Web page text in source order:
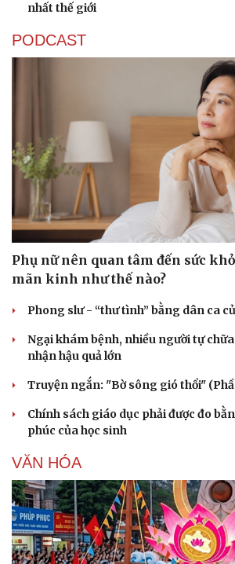
nhất thế giới
PODCAST
Phụ nữ nên quan tâm đến sức
mãn kinh như thế nào?
Phong slư - “thư tình” bằng dân ca
Ngại khám bệnh, nhiều người tự
nhận hậu quả lớn
Truyện ngắn: "Bờ sông gió thổi"
Chính sách giáo dục phải được đo
phúc của học sinh
VĂN HÓA